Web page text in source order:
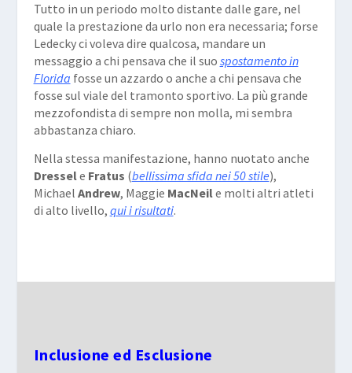
Tutto in un periodo molto distante dalle gare, nel
quale la prestazione da urlo non era necessaria; forse
Ledecky ci voleva dire qualcosa, mandare un
messaggio a chi pensava che il suo spostamento in
Florida fosse un azzardo o anche a chi pensava che
fosse sul viale del tramonto sportivo. La più grande
mezzofondista di sempre non molla, mi sembra
abbastanza chiaro.
Nella stessa manifestazione, hanno nuotato anche
Dressele Fratus (bellissima sfida nei 50 stile),
Michael Andrew, Maggie MacNeile molti altri atleti
di alto livello, qui i risultati.
Inclusione ed Esclusione